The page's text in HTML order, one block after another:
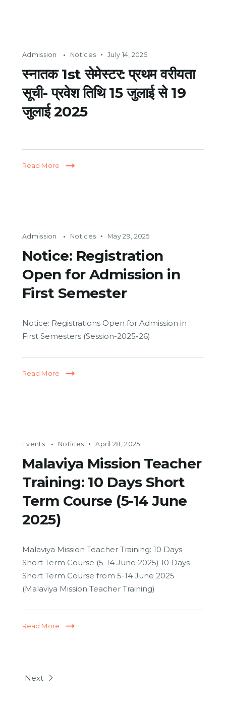
Admission Notices July 14, 2025
स्नातक 1st सेमेस्टर: प्रथम वरीयता
सूची- प्रवेश तिथि 15 जुलाई से 19
जुलाई 2025
Read More
Admission Notices May 29, 2025
Notice: Registration
Open for Admission in
First Semester
Notice: Registrations Open for Admission in
First Semesters (Session-2025-26)
Read More
Events Notices April 28, 2025
Malaviya Mission Teacher
Training: 10 Days Short
Term Course (5-14 June
2025)
Malaviya Mission Teacher Training: 10 Days
Short Term Course (5-14 June 2025) 10 Days
Short Term Course from 5-14 June 2025
(Malaviya Mission Teacher Training)
Read More
Next